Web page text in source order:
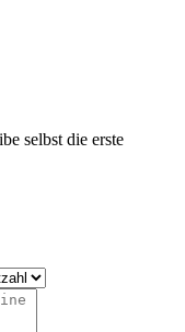
selbst die erste